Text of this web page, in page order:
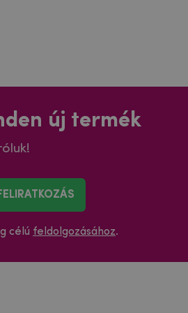
új termék
célú feldolgozásához.